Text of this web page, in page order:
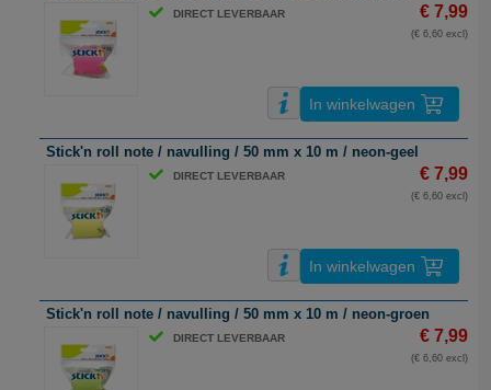
DIRECT LEVERBAAR € 7,99
(€ 6,60 excl)
In winkelwagen
Stick'n roll note / navulling / 50 mm x 10 m / neon-geel
DIRECT LEVERBAAR € 7,99
(€ 6,60 excl)
In winkelwagen
Stick'n roll note / navulling / 50 mm x 10 m / neon-groen
DIRECT LEVERBAAR € 7,99
(€ 6,60 excl)